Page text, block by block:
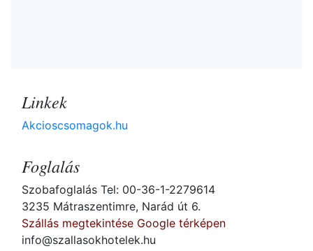
Linkek
Akcioscsomagok.hu
Foglalás
Szobafoglalás Tel: 00-36-1-2279614
3235 Mátraszentimre, Narád út 6.
Szállás megtekintése Google térképen
info@szallasokhotelek.hu